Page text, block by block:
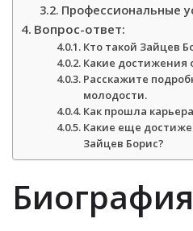
Профессиональные
Вопрос-ответ:
Кто такой Зайцев
Какие достижения
Расскажите
молодости.
Как прошла
Какие еще
Зайцев Борис?